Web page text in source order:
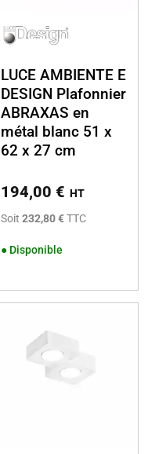
LUCE AMBIENTE E
DESIGN Plafonnier
ABRAXAS en
métal blanc 51 x
62 x 27 cm
194,00 € HT
Soit 232,80 €TTC
● Disponible